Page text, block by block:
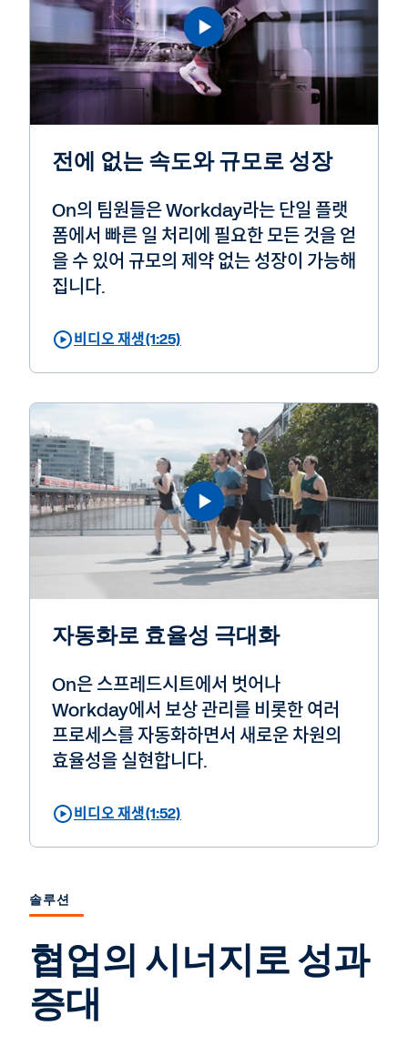
전에 없는 속도와 규모로 성장
On의 팀원들은 Workday라는 단일 플랫
폼에서 빠른 일 처리에 필요한 모든 것을 얻
을 수 있어 규모의 제약 없는 성장이 가능해
집니다.
비디오 재생(1:25)
자동화로 효율성 극대화
On은 스프레드시트에서 벗어나
Workday에서 보상 관리를 비롯한 여러
프로세스를 자동화하면서 새로운 차원의
효율성을 실현합니다.
비디오 재생(1:52)
솔루션
협업의 시너지로 성과
증대